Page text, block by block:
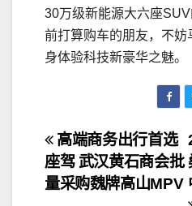
30万级新能源大六座
前打算购车的朋友，不妨
身体验科技新豪华之魅。
文
章
高端商务出行首选
座驾 武汉黄石商会批
量采购魏牌高山MPV